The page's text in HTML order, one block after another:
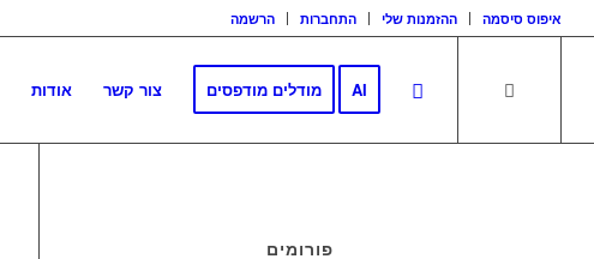
הרשמה התחברות ההזמנות שלי איפוס סיסמה
אודות צור קשר מודלים מודפסים AI
פורומים